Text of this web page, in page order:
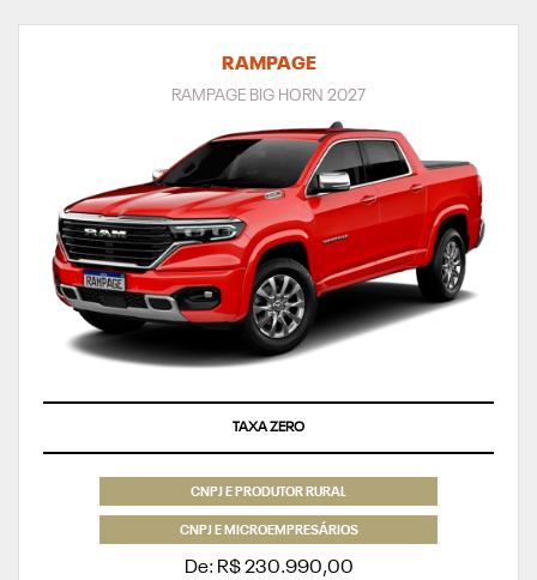
RAMPAGE
RAMPAGE BIG HORN 2027
TAXA ZERO
CNPJ E PRODUTOR RURAL
CNPJ E MICROEMPRESÁRIOS
De: R$ 230.990,00